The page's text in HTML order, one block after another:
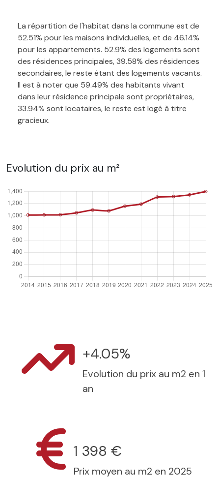
La répartition de l'habitat dans la commune est de
52.51% pour les maisons individuelles, et de 46.14%
pour les appartements. 52.9% des logements sont
des résidences principales, 39.58% des résidences
secondaires, le reste étant des logements vacants.
Il est à noter que 59.49% des habitants vivant
dans leur résidence principale sont propriétaires,
33.94% sont locataires, le reste est logé à titre
gracieux.
Evolution du prix au m²
+4.05%
Evolution du prix au m2 en 1
an
1 398 €
Prix moyen au m2 en 2025